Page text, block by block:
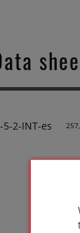
5-2-INT-es